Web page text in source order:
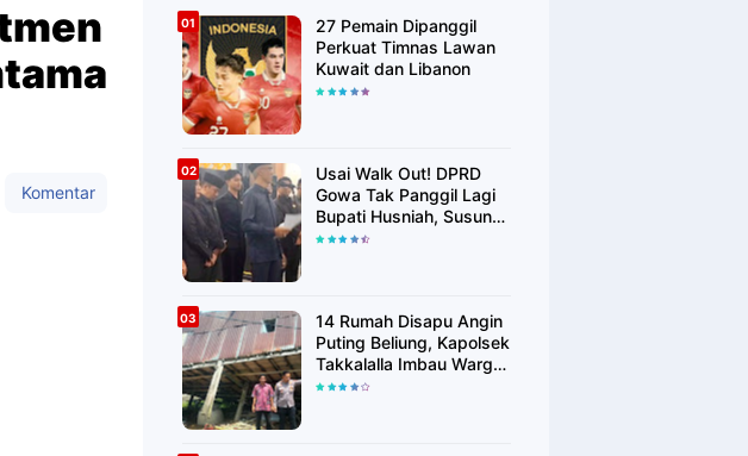
Komentar
27 Pemain Dipanggil
Perkuat Timnas Lawan
Kuwait dan Libanon
Usai Walk Out! DPRD
Gowa Tak Panggil Lagi
Bupati Husniah, Susun
Rekomendasi Hak
14 Rumah Disapu Angin
Puting Beliung, Kapolsek
Takkalalla Imbau Warga
Waspada Cuaca